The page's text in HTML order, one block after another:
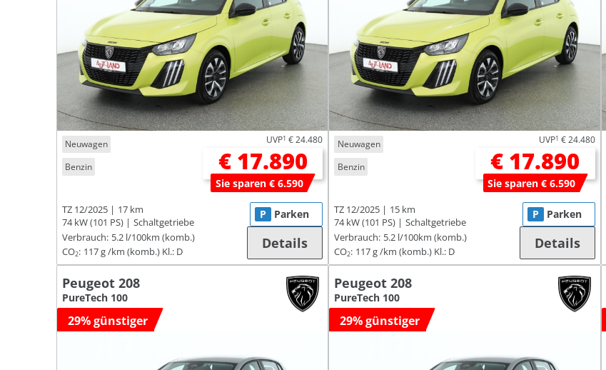
Neuwagen
Benzin
UVP1 € 24.480
€ 17.890
Sie sparen € 6.590
TZ 12/2025
17 km
74 kW (101 PS)
Schaltgetriebe
Verbrauch: 5.2 l/100km (komb.)
CO2: 117 g /km (komb.) Kl.: D
P Parken
Details
Neuwagen
Benzin
UVP1 € 24.480
€ 17.890
Sie sparen € 6.590
TZ 12/2025
15 km
74 kW (101 PS)
Schaltgetriebe
Verbrauch: 5.2 l/100km (komb.)
CO2: 117 g /km (komb.) Kl.: D
P Parken
Details
Peugeot 208
PureTech 100
29% günstiger
Peugeot 208
PureTech 100
29% günstiger